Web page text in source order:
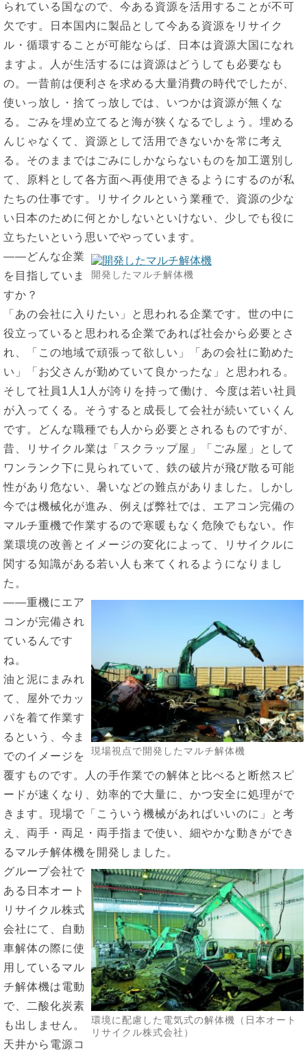
られている国なので、今ある資源を活用することが不可
欠です。日本国内に製品として今ある資源をリサイク
ル・循環することが可能ならば、日本は資源大国になれ
ますよ。人が生活するには資源はどうしても必要なも
の。一昔前は便利さを求める大量消費の時代でしたが、
使いっ放し・捨てっ放しでは、いつかは資源が無くな
る。ごみを埋め立てると海が狭くなるでしょう。埋める
んじゃなくて、資源として活用できないかを常に考え
る。そのままではごみにしかならないものを加工選別し
て、原料として各方面へ再使用できるようにするのが私
たちの仕事です。リサイクルという業種で、資源の少な
い日本のために何とかしないといけない、少しでも役に
立ちたいという思いでやっています。
開発したマルチ解体機
――どんな企業
を目指していま
すか？
「あの会社に入りたい」と思われる企業です。世の中に
役立っていると思われる企業であれば社会から必要とさ
れ、「この地域で頑張って欲しい」「あの会社に勤めた
い」「お父さんが勤めていて良かったな」と思われる。
そして社員1人1人が誇りを持って働け、今度は若い社員
が入ってくる。そうすると成長して会社が続いていくん
です。どんな職種でも人から必要とされるものですが、
昔、リサイクル業は「スクラップ屋」「ごみ屋」として
ワンランク下に見られていて、鉄の破片が飛び散る可能
性があり危ない、暑いなどの難点がありました。しかし
今では機械化が進み、例えば弊社では、エアコン完備の
マルチ重機で作業するので寒暖もなく危険でもない。作
業環境の改善とイメージの変化によって、リサイクルに
関する知識がある若い人も来てくれるようになりまし
た。
現場視点で開発したマルチ解体機
――重機にエア
コンが完備され
ているんです
ね。
油と泥にまみれ
て、屋外でカッ
パを着て作業す
るという、今ま
でのイメージを
覆すものです。人の手作業での解体と比べると断然スピ
ードが速くなり、効率的で大量に、かつ安全に処理がで
きます。現場で「こういう機械があればいいのに」と考
え、両手・両足・両手指まで使い、細やかな動きができ
るマルチ解体機を開発しました。
環境に配慮した電気式の解体機（日本オート
リサイクル株式会社）
グループ会社で
ある日本オート
リサイクル株式
会社にて、自動
車解体の際に使
用しているマル
チ解体機は電動
で、二酸化炭素
も出しません。
天井から電源コ